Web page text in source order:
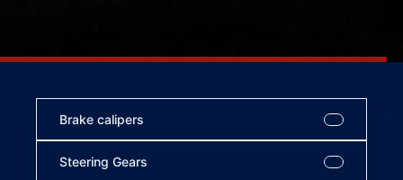
Brake calipers
Steering Gears